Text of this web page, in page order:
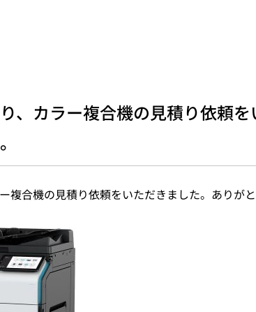
、カラー複合機の見積り依頼
複合機の見積り依頼をいただきました。ありがと